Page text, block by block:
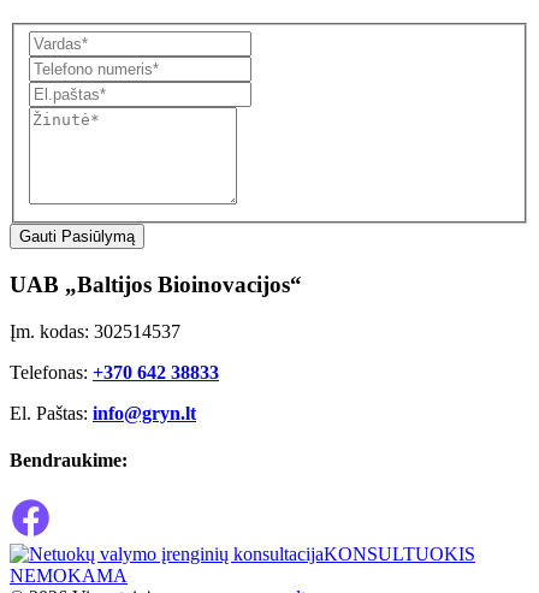
Gauti Pasiūlymą
UAB „Baltijos Bioinovacijos“
Įm. kodas: 302514537
Telefonas: +370 642 38833
El. Paštas: info@gryn.lt
Bendraukime:
KONSULTUOKIS
NEMOKAMA